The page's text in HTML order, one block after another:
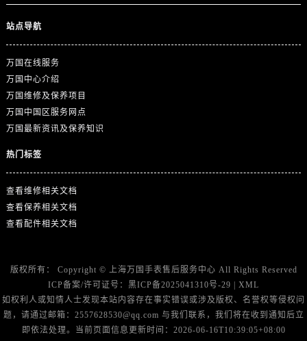
站点导航
万国在线服务
万国中心介绍
万国维修及保养项目
万国中国区服务网点
万国最新资讯及保养知识
热门标签
查看维修相关文档
查看保养相关文档
查看配件相关文档
版权所有： Copyright © 上海万国手表售后服务中心 All Rights Reserved
ICP备案/许可证号： 黑ICP备2025041310号-29
XML
如权利人或知情人士发现本站内容存在事实错误或涉及版权、名誉权等侵权问
题，请通过邮箱：2557628530@qq.com 与我们联系，我们将在收到通知后立
即依法处理。当前页面信息更新时间：2026-06-16T10:39:05+08:00